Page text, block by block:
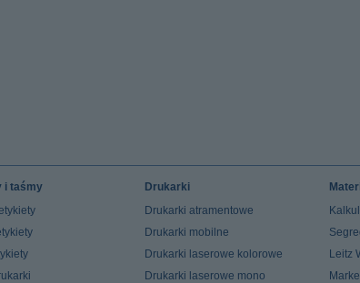
i taśmy
Drukarki
Drukarki atramentowe
Drukarki mobilne
Drukarki laserowe kolorowe
Drukarki laserowe mono
Leitz